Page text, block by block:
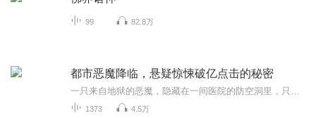
99 82.8万
都市恶魔降临，悬疑惊悚破亿点击的秘密
1373 4.5万